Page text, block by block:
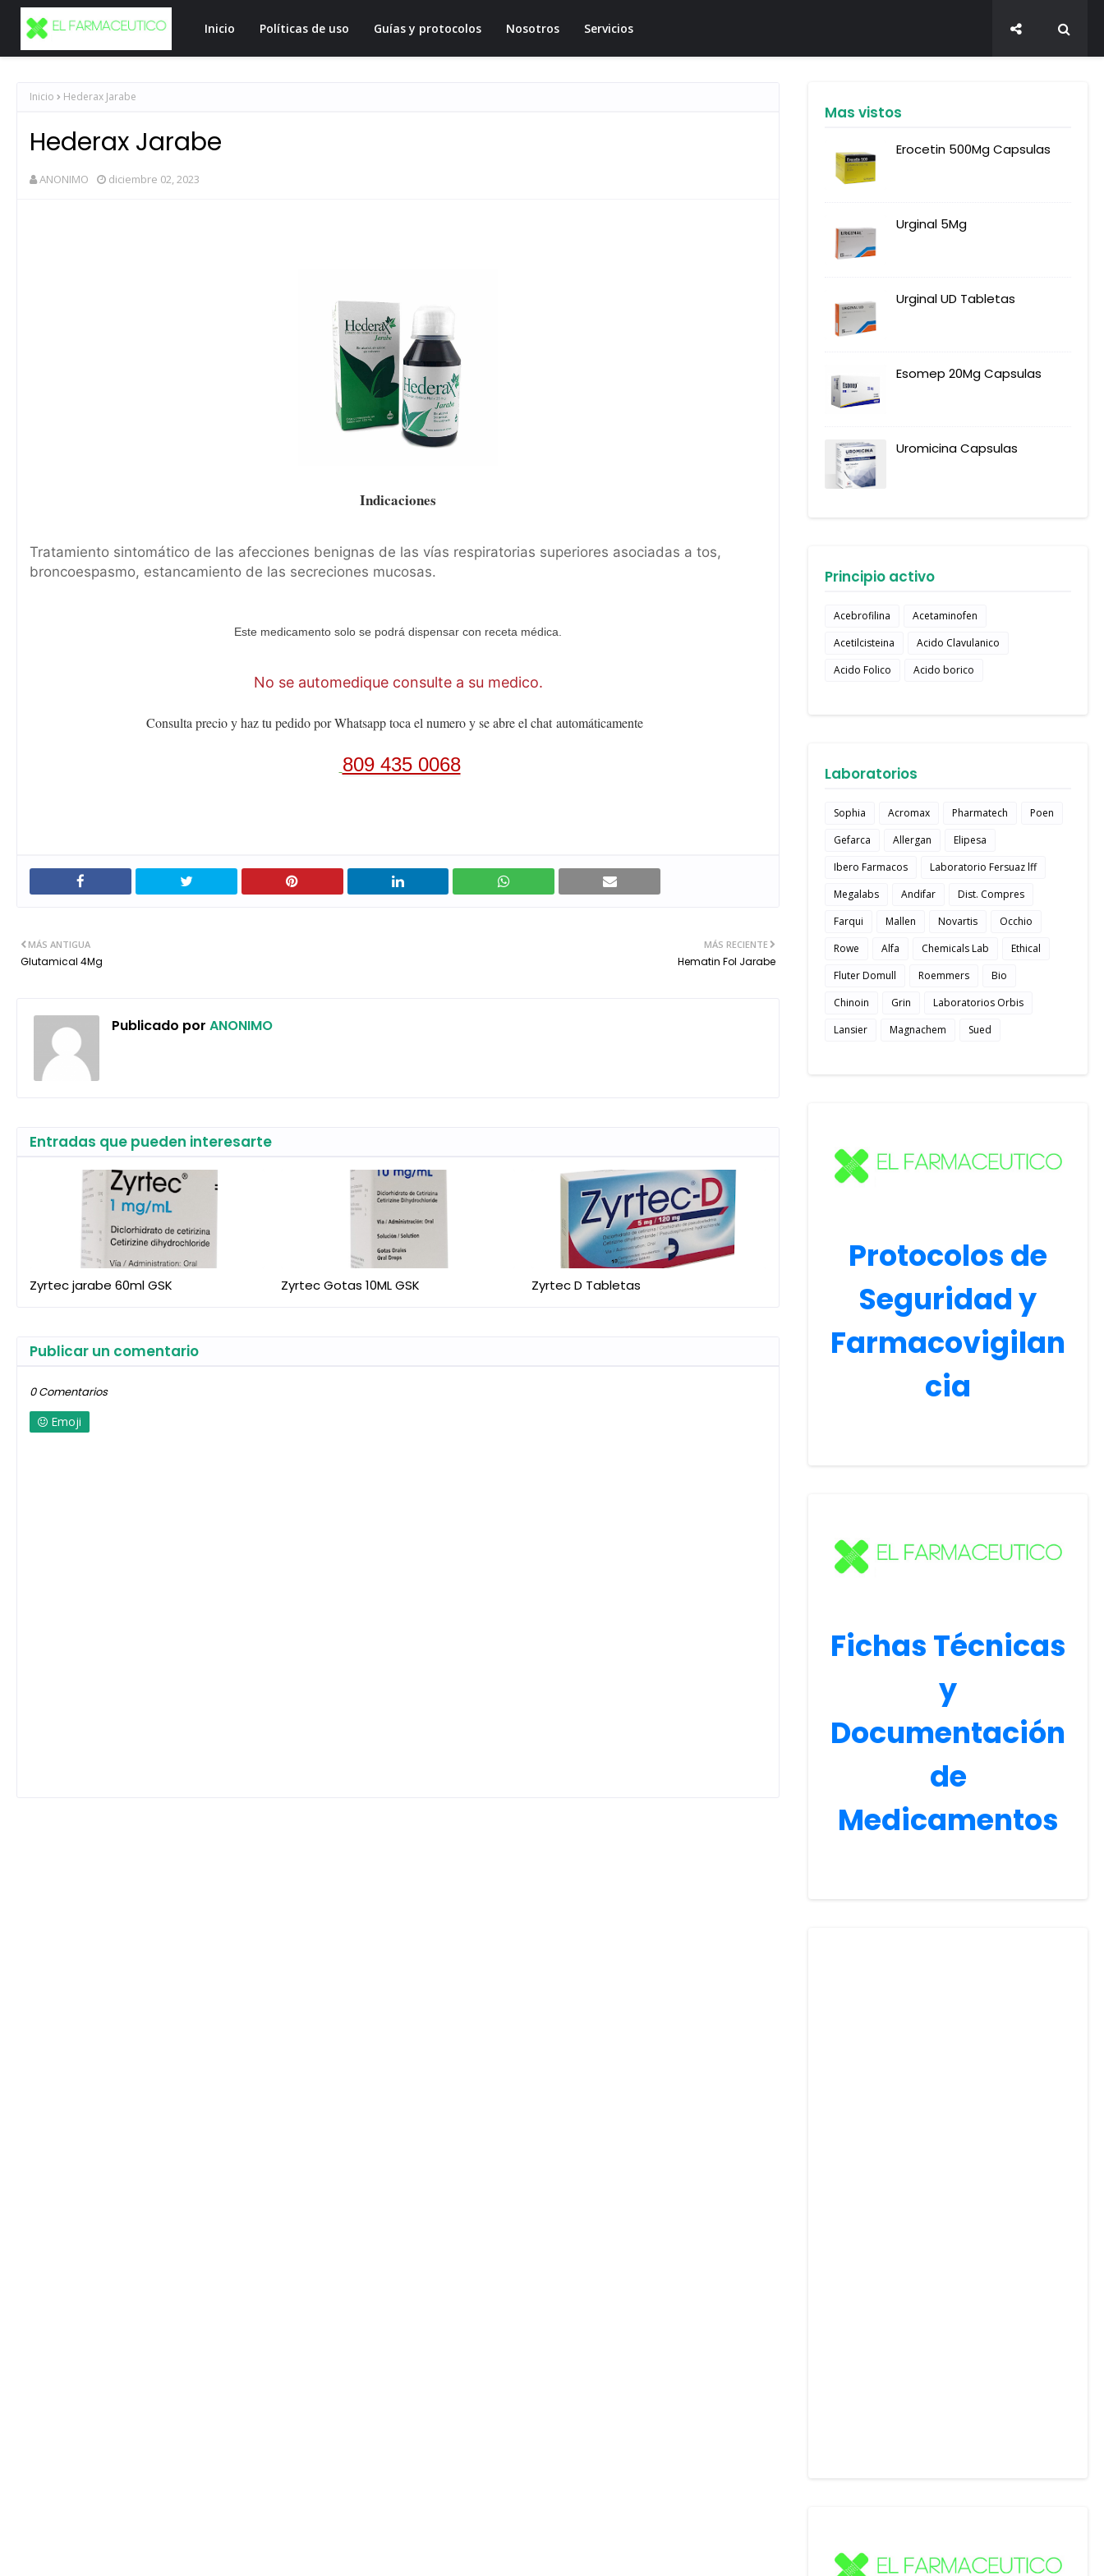
Inicio Políticas de uso Guías y protocolos Nosotros Servicios
Inicio Hederax Jarabe
Hederax Jarabe
ANONIMO diciembre 02, 2023
Indicaciones
Tratamiento sintomático de las afecciones benignas de las vías respiratorias superiores asociadas a tos,
broncoespasmo, estancamiento de las secreciones mucosas.
Este medicamento solo se podrá dispensar con receta médica.
No se automedique consulte a su medico.
Consulta precio y haz tu pedido por Whatsapp toca el numero y se abre el chatautomáticamente
809 435 0068
MÁS RECIENTE
Hematin Fol Jarabe
MÁS ANTIGUA
Glutamical 4Mg
Publicado por ANONIMO
Entradas que pueden interesarte
Zyrtec jarabe 60ml GSK Zyrtec Gotas 10ML GSK Zyrtec D Tabletas
Publicar un comentario
0 Comentarios
Emoji
Mas vistos
Erocetin 500Mg Capsulas
Urginal 5Mg
Urginal UD Tabletas
Esomep 20Mg Capsulas
Uromicina Capsulas
Principio activo
Acebrofilina
Acetaminofen
Acetilcisteina
Acido Clavulanico
Acido Folico
Acido borico
Laboratorios
Sophia Acromax Pharmatech
Poen
Gefarca
Allergan
Elipesa
Ibero Farmacos
Laboratorio Fersuaz lff
Megalabs
Andifar
Dist. Compres
Farqui
Mallen Novartis
Occhio
Rowe
Alfa Chemicals Lab
Ethical
Fluter Domull
Roemmers
Bio
Chinoin
Grin
Laboratorios Orbis
Lansier
Magnachem Sued
Protocolos de
Seguridad y
Farmacovigilan
cia
Fichas Técnicas
y
Documentación
de
Medicamentos